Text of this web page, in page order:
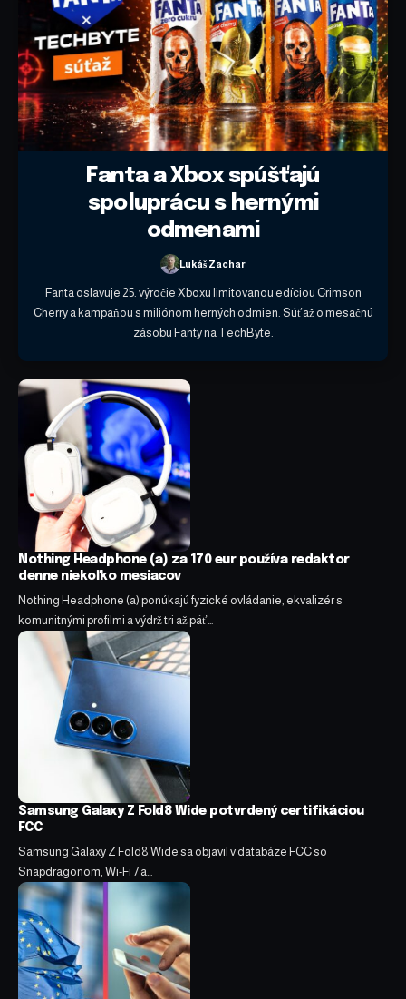
Fanta a Xbox spúšťajú
spoluprácu s hernými
odmenami
Lukáš Zachar
Fanta oslavuje 25. výročie Xboxu limitovanou edíciou Crimson
Cherry a kampaňou s miliónom herných odmien. Súťaž o mesačnú
zásobu Fanty na TechByte.
Nothing Headphone (a) za 170 eur používa redaktor
denne niekoľko mesiacov
Nothing Headphone (a) ponúkajú fyzické ovládanie, ekvalizér s
komunitnými profilmi a výdrž tri až päť…
Samsung Galaxy Z Fold8 Wide potvrdený certifikáciou
FCC
Samsung Galaxy Z Fold8 Wide sa objavil v databáze FCC so
Snapdragonom, Wi-Fi 7 a…